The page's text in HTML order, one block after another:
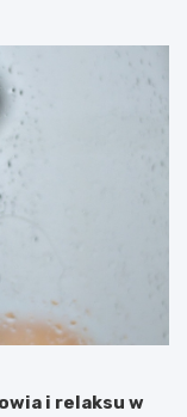
i relaksu w